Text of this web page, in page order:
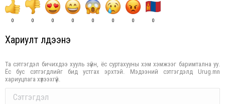
0 0 0 0 0 0 0 0
Хариулт үлдээнэ үү
Та сэтгэгдэл бичихдээ хууль зүйн, ёс суртахууны хэм хэмжээг баримтална уу.
Ёс бус сэтгэгдлийг бид устгах эрхтэй. Мэдээний сэтгэгдэлд Urug.mn
хариуцлага хүлээхгүй.
Comment